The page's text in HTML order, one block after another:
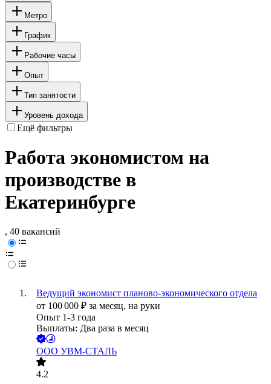
Метро
График
Рабочие часы
Опыт
Тип занятости
Уровень дохода
Ещё фильтры
Работа экономистом на
производстве в
Екатеринбурге
, 40 вакансий
Ведущий экономист планово-экономического отдела
от 100 000 ₽ за месяц, на руки
Опыт 1-3 года
Выплаты: Два раза в месяц
ООО УВМ-СТАЛЬ
4.2